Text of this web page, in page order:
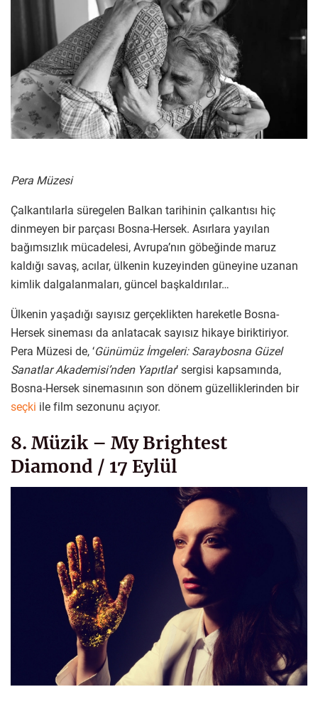
Pera Müzesi
Çalkantılarla süregelen Balkan tarihinin çalkantısı hiç
dinmeyen bir parçası Bosna-Hersek. Asırlara yayılan
bağımsızlık mücadelesi, Avrupa’nın göbeğinde maruz
kaldığı savaş, acılar, ülkenin kuzeyinden güneyine uzanan
kimlik dalgalanmaları, güncel başkaldırılar…
Ülkenin yaşadığı sayısız gerçeklikten hareketle Bosna-
Hersek sineması da anlatacak sayısız hikaye biriktiriyor.
Pera Müzesi de, ‘Günümüz İmgeleri: Saraybosna Güzel
Sanatlar Akademisi’nden Yapıtlar’ sergisi kapsamında,
Bosna-Hersek sinemasının son dönem güzelliklerinden bir
seçki ile film sezonunu açıyor.
8. Müzik – My Brightest
Diamond / 17 Eylül